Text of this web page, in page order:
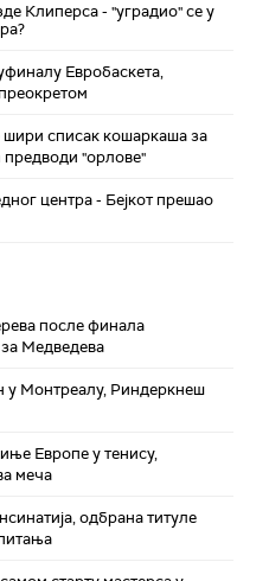
Клиперса - "уградио" се у
Евробаскета,
списак кошаркаша за
предводи "орлове"
центра - Бејкот прешао
после финала
Медведева
у Монтреалу, Риндеркнеш
Европе у тенису,
меча
одбрана титуле